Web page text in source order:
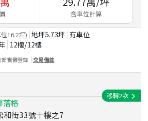
含車位計算
16.2坪) 地坪5.73坪 有車位
12樓/12樓
部實價登錄 交易備註
落格
和街33號十樓之7
移轉2次